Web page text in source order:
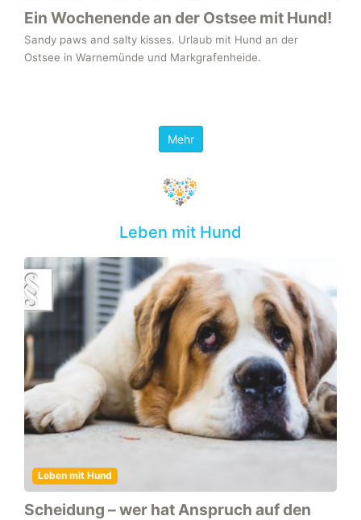
Ein Wochenende an der Ostsee mit Hund!
Sandy paws and salty kisses. Urlaub mit Hund an der
Ostsee in Warnemünde und Markgrafenheide.
Mehr
Leben mit Hund
Leben mit Hund
Scheidung – wer hat Anspruch auf den